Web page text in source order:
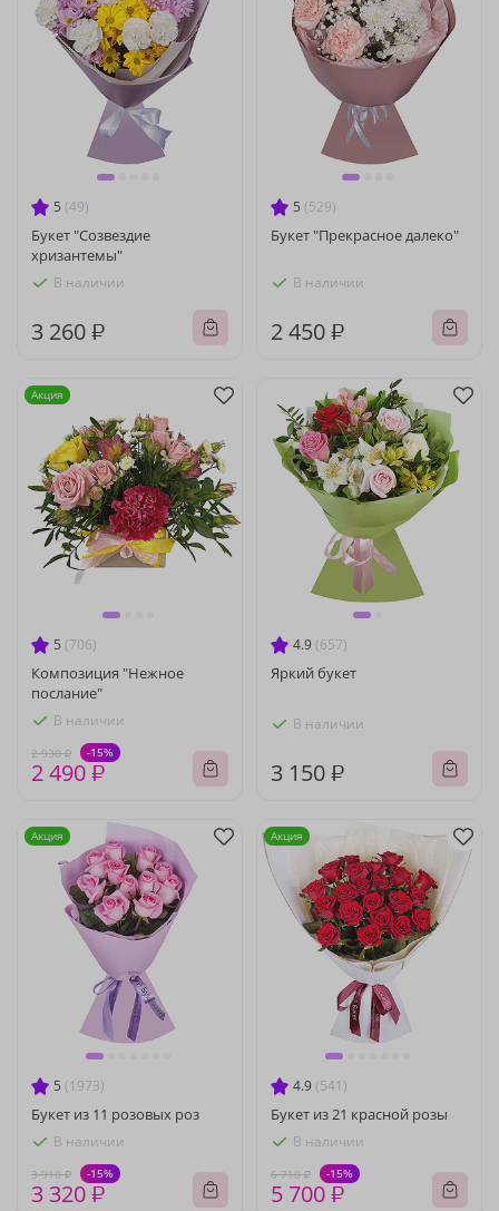
5 (49)
Букет "Созвездие
хризантемы"
В наличии
3 260 ₽
5 (529)
Букет "Прекрасное далеко"
В наличии
2 450 ₽
5 (706)
Композиция "Нежное
послание"
В наличии
2 930 ₽ -15%
2 490 ₽
Акция
4.9 (657)
Яркий букет
В наличии
3 150 ₽
5 (1973)
Букет из 11 розовых роз
В наличии
3 910 ₽ -15%
3 320 ₽
Акция
4.9 (541)
Букет из 21 красной розы
В наличии
6 710 ₽ -15%
5 700 ₽
Акция